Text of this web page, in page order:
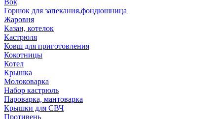
Вок
Горшок для запекания,фондюшница
Жаровня
Казан, котелок
Кастрюля
Ковш для приготовления
Кокотницы
Котел
Крышка
Молоковарка
Набор кастрюль
Пароварка, мантоварка
Крышки для СВЧ
Противень